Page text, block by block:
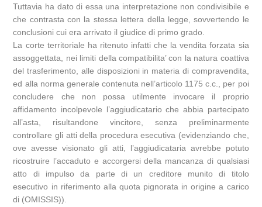
Tuttavia ha dato di essa una interpretazione non condivisibile e
che contrasta con la stessa lettera della legge, sovvertendo le
conclusioni cui era arrivato il giudice di primo grado.
La corte territoriale ha ritenuto infatti che la vendita forzata sia
assoggettata, nei limiti della compatibilita’ con la natura coattiva
del trasferimento, alle disposizioni in materia di compravendita,
ed alla norma generale contenuta nell’articolo 1175 c.c., per poi
concludere che non possa utilmente invocare il proprio
affidamento incolpevole l’aggiudicatario che abbia partecipato
all’asta, risultandone vincitore, senza preliminarmente
controllare gli atti della procedura esecutiva (evidenziando che,
ove avesse visionato gli atti, l’aggiudicataria avrebbe potuto
ricostruire l’accaduto e accorgersi della mancanza di qualsiasi
atto di impulso da parte di un creditore munito di titolo
esecutivo in riferimento alla quota pignorata in origine a carico
di (OMISSIS)).